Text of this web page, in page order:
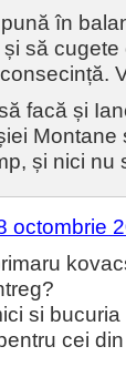
în
să
facă și
și nici
octombrie
si
cei